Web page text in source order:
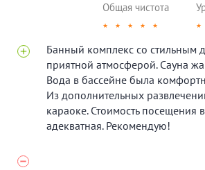
Общая чистота
★ ★ ★ ★ ★ ★
Банный комплекс со стильным
приятной атмосферой. Сауна
Вода в бассейне была
Из дополнительных
караоке. Стоимость посещения
адекватная. Рекомендую!